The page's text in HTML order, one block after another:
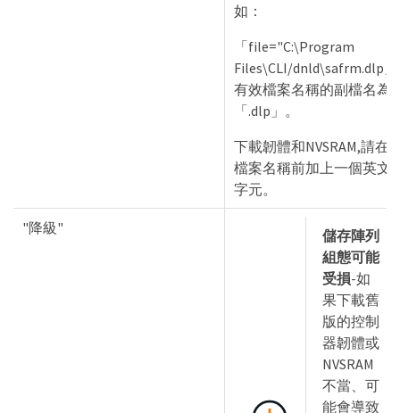
如：
「file="C:\Program
Files\CLI/dnld\safrm.dlp」
有效檔案名稱的副檔名為
「.dlp」。
下載韌體和NVSRAM,請在
檔案名稱前加上一個英文
字元。
"降級"
儲存陣列
組態可能
受損-如
果下載舊
版的控制
器韌體或
NVSRAM
不當、可
能會導致